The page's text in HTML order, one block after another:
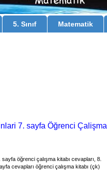
5. Sınıf Matematik
7. sayfa Öğrenci Çalişma
öğrenci çalışma kitabı cevapları, 8.
cevapları öğrenci çalışma kitabı (çk)